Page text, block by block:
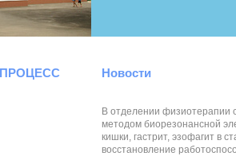
Новости
В отделении физиотерапии
методом биорезонансной
кишки, гастрит, эзофагит в
восстановление